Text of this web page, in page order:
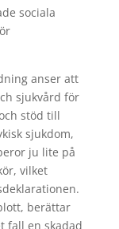
sociala
anser att
sjukvård för
stöd till
sjukdom,
ju lite på
vilket
berättar
fall en skadad